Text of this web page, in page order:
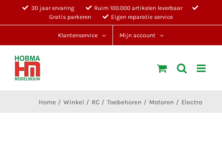
30 jaar ervaring
Ruim 100.000 artikelen leverbaar
Gratis parkeren
Eigen reparatie service
Klantenservice Mijn account
Home Winkel RC Toebehoren Motoren Electro